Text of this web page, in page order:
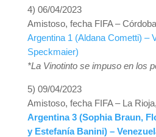
4) 06/04/2023
Amistoso, fecha FIFA –
Argentina 1 (Aldana Cometti) –
Speckmaier)
*La Vinotinto se impuso en los
5) 09/04/2023
Amistoso, fecha FIFA – La
Argentina 3 (Sophia Braun,
y Estefanía Banini) –